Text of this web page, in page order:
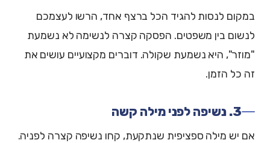
במקום לנסות להגיד הכל ברצף אחד, הרשו לעצמכם
לנשום בין משפטים. הפסקה קצרה לנשימה לא נשמעת
"מוזר", היא נשמעת שקולה. דוברים מקצועיים עושים את
זה כל הזמן.
3. נשיפה לפני מילה קשה
אם יש מילה ספציפית שנתקעת, קחו נשיפה קצרה לפניה.